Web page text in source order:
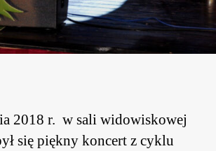
2018 r. w sali widowiskowej
się piękny koncert z cyklu